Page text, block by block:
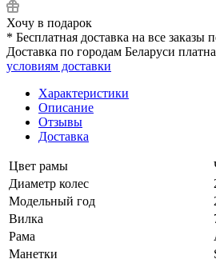
Хочу в подарок
* Бесплатная доставка на все заказы
Доставка по городам Беларуси
условиям доставки
Характеристики
Описание
Отзывы
Доставка
Цвет рамы
Диаметр колес
Модельный год
Вилка
Рама
Манетки